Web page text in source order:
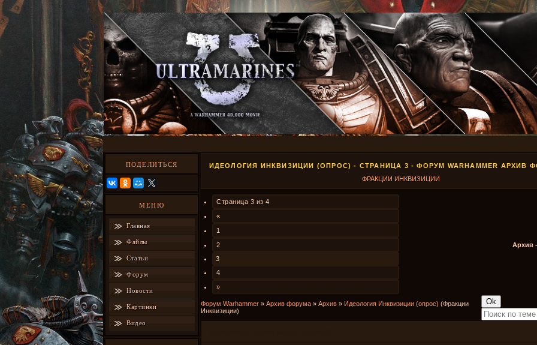
ПОДЕЛИТЬСЯ
МЕНЮ
Главная
Файлы
Статьи
Форум
Новости
Картинки
Видео
ИДЕОЛОГИЯ ИНКВИЗИЦИИ (ОПРОС) - СТРАНИЦА 3 - ФОРУМ WARHAMMER АРХИВ
ФРАКЦИИ ИНКВИЗИЦИИ
Страница 3 из 4
«
1
2
3
4
»
Архив
Форум Warhammer » Архив форума » Архив » Идеология Инквизиции (опрос) (Фракции
Инквизиции)